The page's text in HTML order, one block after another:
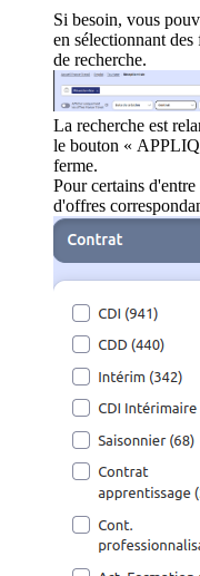
Si besoin, vous
en sélectionnant des
de recherche.
La recherche est
le bouton «
ferme.
Pour certains
d'offres